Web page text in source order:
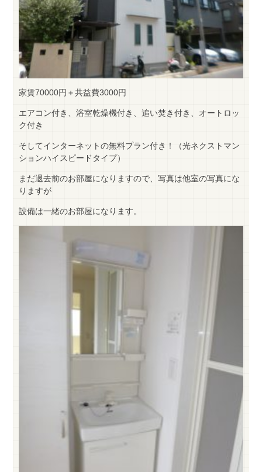
家賃70000円＋共益費3000円
エアコン付き、浴室乾燥機付き、追い焚き付き、オートロッ
ク付き
そしてインターネットの無料プラン付き！（光ネクストマン
ションハイスピードタイプ）
まだ退去前のお部屋になりますので、写真は他室の写真にな
りますが
設備は一緒のお部屋になります。